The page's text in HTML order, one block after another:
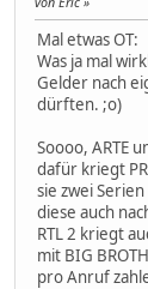
Mal etwas OT:
Was ja mal
Gelder nach
dürften. ;o)
Soooo, ARTE
dafür kriegt
sie zwei
diese auch
RTL 2 kriegt
mit BIG
pro Anruf